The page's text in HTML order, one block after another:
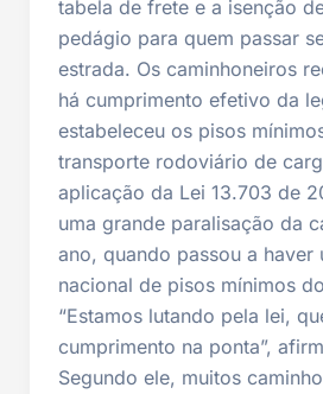
tabela de frete e a isenção
pedágio para quem passar
estrada. Os caminhoneiros
há cumprimento efetivo da
estabeleceu os pisos
transporte rodoviário de
aplicação da Lei 13.703 de
uma grande paralisação da
ano, quando passou a haver
nacional de pisos mínimos
“Estamos lutando pela lei,
cumprimento na ponta”,
Segundo ele, muitos